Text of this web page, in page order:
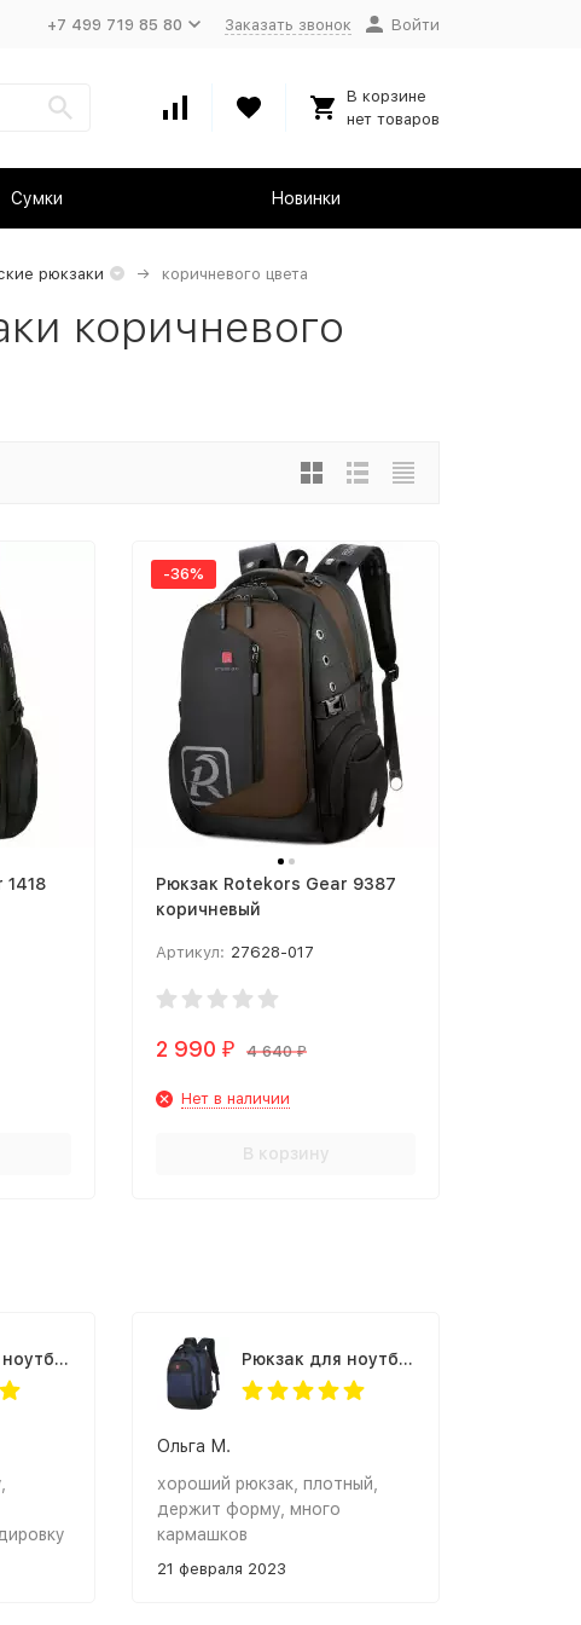
+7 499 719 85 80 Заказать звонок Войти
В корзине
нет товаров
Сумки Новинки
рюкзаки коричневого цвета
коричневого
1418
-36%
Рюкзак Rotekors Gear 9387
коричневый
Артикул: 27628-017
2 990 ₽ 4 640₽
Нет в наличии
В корзину
Рюкзак для ноутбука Rittlekors Gear RG2020 красный Рюкзак для ноутбука Rittlekors Gear RG2020 синий
Ольга М.
хороший рюкзак, плотный,
держит форму, много
кармашков
21 февраля 2023